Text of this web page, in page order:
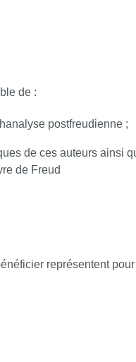
de :
postfreudienne ;
de ces auteurs ainsi
de Freud
représentent